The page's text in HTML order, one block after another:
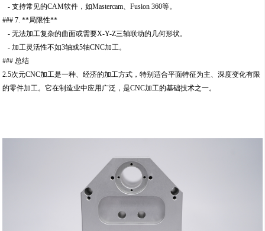
- 支持常见的CAM软件，如Mastercam、Fusion 360等。
### 7. **局限性**
- 无法加工复杂的曲面或需要X-Y-Z三轴联动的几何形状。
- 加工灵活性不如3轴或5轴CNC加工。
### 总结
2.5次元CNC加工是一种、经济的加工方式，特别适合平面特征为主、深度变化有限
的零件加工。它在制造业中应用广泛，是CNC加工的基础技术之一。